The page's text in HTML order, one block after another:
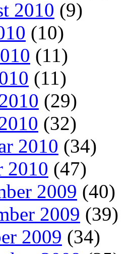
2010 (9)
(10)
(11)
(11)
(29)
(32)
2010 (34)
2010 (47)
2009 (40)
2009 (39)
2009 (34)